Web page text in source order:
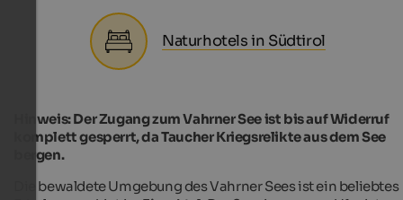
Naturhotels in Südtirol
Hinweis: Der Zugang zum Vahrner See ist bis auf Widerruf
komplett gesperrt, da Taucher Kriegsrelikte aus dem See
bergen.
Die bewaldete Umgebung des Vahrner Sees ist ein beliebtes